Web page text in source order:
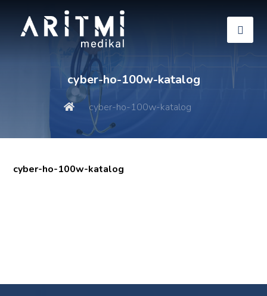
cyber-ho-100w-katalog
cyber-ho-100w-katalog
cyber-ho-100w-katalog